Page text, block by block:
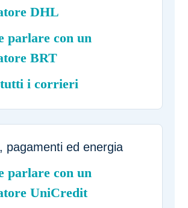
DHL
parlare con un
BRT
i corrieri
pagamenti ed energia
parlare con un
UniCredit